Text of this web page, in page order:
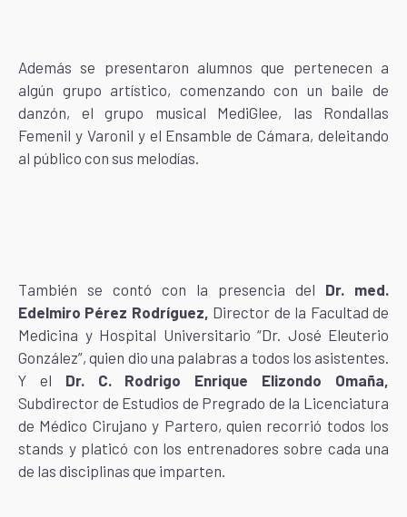
Además se presentaron alumnos que pertenecen a
algún grupo artístico, comenzando con un baile de
danzón, el grupo musical MediGlee, las Rondallas
Femenil y Varonil y el Ensamble de Cámara, deleitando
al público con sus melodías.
También se contó con la presencia del Dr. med.
Edelmiro Pérez Rodríguez, Director de la Facultad de
Medicina y Hospital Universitario “Dr. José Eleuterio
González”, quien dio una palabras a todos los asistentes.
Y el Dr. C. Rodrigo Enrique Elizondo Omaña,
Subdirector de Estudios de Pregrado de la Licenciatura
de Médico Cirujano y Partero, quien recorrió todos los
stands y platicó con los entrenadores sobre cada una
de las disciplinas que imparten.